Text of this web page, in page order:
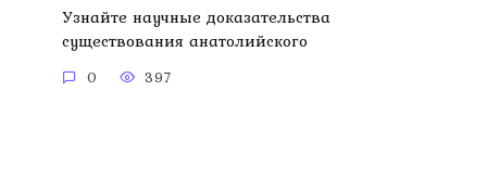
Узнайте научные доказательства
существования анатолийского
0 397